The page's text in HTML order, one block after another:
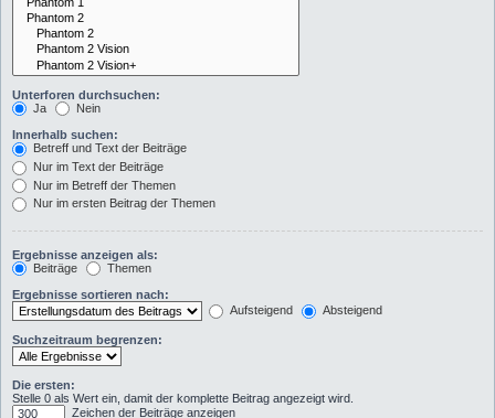
Unterforen durchsuchen:
Ja
Nein
Innerhalb suchen:
Betreff und Text der Beiträge
Nur im Text der Beiträge
Nur im Betreff der Themen
Nur im ersten Beitrag der Themen
Ergebnisse anzeigen als:
Beiträge
Themen
Ergebnisse sortieren nach:
Aufsteigend
Absteigend
Suchzeitraum begrenzen:
Die ersten:
Stelle 0 als Wert ein, damit der komplette Beitrag angezeigt wird.
Zeichen der Beiträge anzeigen